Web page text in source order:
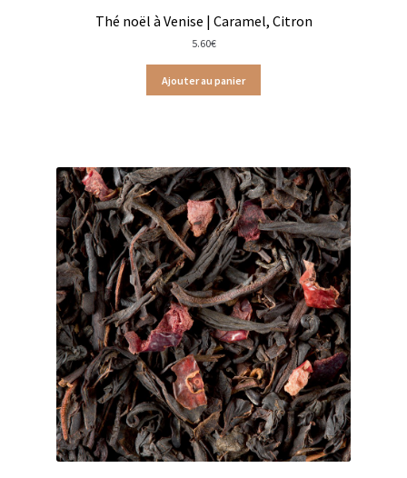
Coffrets de gourmandises salées
Coffrets aides culinaires
Coffrets de gourmandises sucrées
Coffrets chocolatés
Thés, cafés et infusions à offrir
Coffrets infusions
Coffrets thés
Conditionnement de nos thés et infusions
Conditions générales de ventes et mentions légales
Thé noël à Venise | Caramel, Citron
5.60€
Ajouter au panier